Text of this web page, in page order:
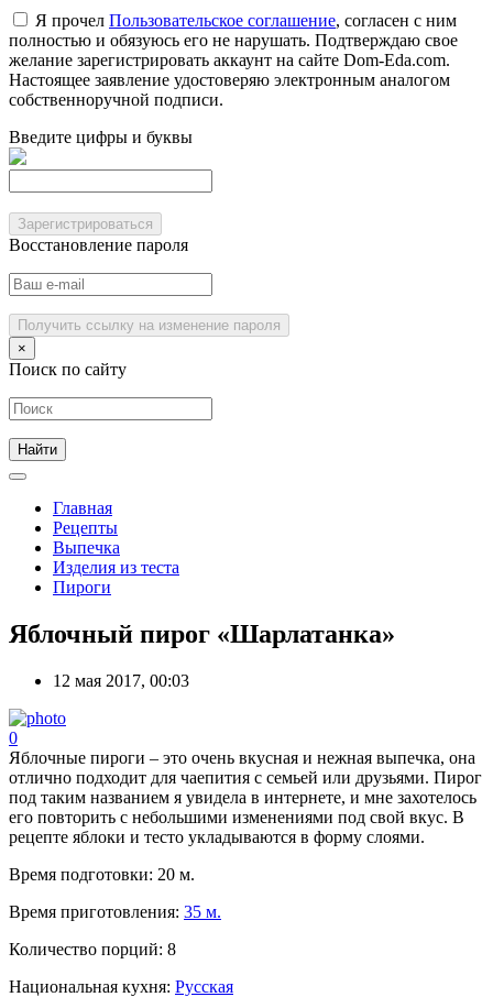
Я прочел Пользовательское соглашение, согласен с ним
полностью и обязуюсь его не нарушать. Подтверждаю свое
желание зарегистрировать аккаунт на сайте Dom-Eda.com.
Настоящее заявление удостоверяю электронным аналогом
собственноручной подписи.
Введите цифры и буквы
Зарегистрироваться
Восстановление пароля
Получить ссылку на изменение пароля
×
Поиск по сайту
Главная
Рецепты
Выпечка
Изделия из теста
Пироги
Яблочный пирог «Шарлатанка»
12 мая 2017, 00:03
0
Яблочные пироги – это очень вкусная и нежная выпечка, она
отлично подходит для чаепития с семьей или друзьями. Пирог
под таким названием я увидела в интернете, и мне захотелось
его повторить с небольшими изменениями под свой вкус. В
рецепте яблоки и тесто укладываются в форму слоями.
Время подготовки: 20 м.
Время приготовления: 35 м.
Количество порций: 8
Национальная кухня: Русская